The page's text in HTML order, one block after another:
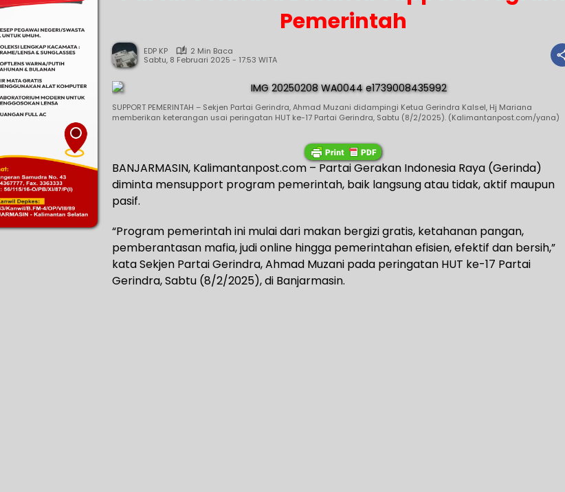
Pemerintah
EDP KP
2 Min Baca
Sabtu, 8 Februari 2025 - 17:53 WITA
SUPPORT PEMERINTAH – Sekjen Partai Gerindra, Ahmad Muzani didampingi Ketua Gerindra Kalsel, Hj Mariana
memberikan keterangan usai peringatan HUT ke-17 Partai Gerindra, Sabtu (8/2/2025). (Kalimantanpost.com/yana)
BANJARMASIN, Kalimantanpost.com – Partai Gerakan Indonesia Raya (Gerinda)
diminta mensupport program pemerintah, baik langsung atau tidak, aktif maupun
pasif.
“Program pemerintah ini mulai dari makan bergizi gratis, ketahanan pangan,
pemberantasan mafia, judi online hingga pemerintahan efisien, efektif dan bersih,”
kata Sekjen Partai Gerindra, Ahmad Muzani pada peringatan HUT ke-17 Partai
Gerindra, Sabtu (8/2/2025), di Banjarmasin.